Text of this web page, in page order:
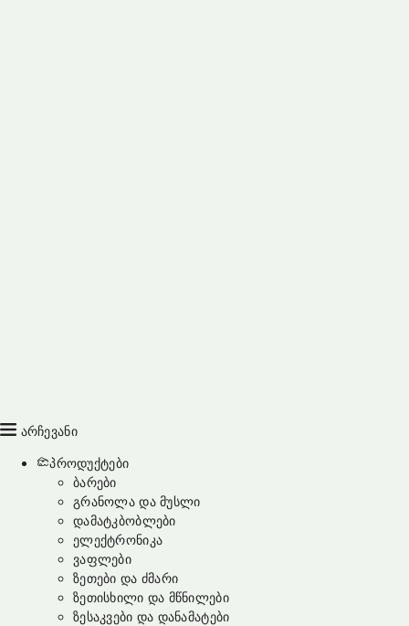
არჩევანი
პროდუქტები
ბარები
გრანოლა და მუსლი
დამატკბობლები
ელექტრონიკა
ვაფლები
ზეთები და ძმარი
ზეთისხილი და მწნილები
ზესაკვები და დანამატები